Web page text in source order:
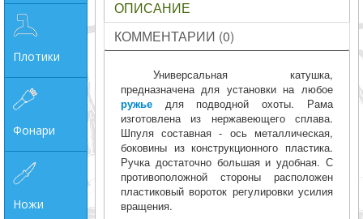
Плотики
Фонари
Ножи
ОПИСАНИЕ
КОММЕНТАРИИ (0)
Универсальная катушка,
предназначена для установки на любое
ружьедля подводной охоты. Рама
изготовлена из нержавеющего сплава.
Шпуля составная - ось металлическая,
боковины из конструкционного пластика.
Ручка достаточно большая и удобная. С
противоположной стороны расположен
пластиковый вороток регулировки усилия
вращения.